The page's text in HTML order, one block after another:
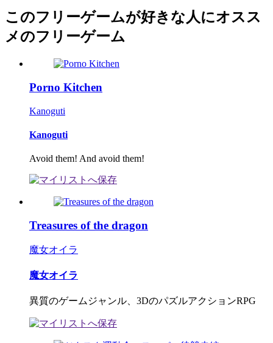
このフリーゲームが好きな人にオスス
メのフリーゲーム
Porno Kitchen
Kanoguti
Kanoguti
Avoid them! And avoid them!
Treasures of the dragon
魔女オイラ
魔女オイラ
異質のゲームジャンル、3DのパズルアクションRPG